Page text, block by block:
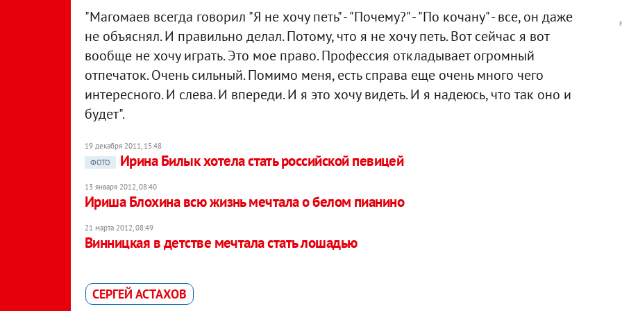
"Магомаев всегда говорил "Я не хочу петь" - "Почему?" - "По кочану" - все, он даже
не объяснял. И правильно делал. Потому, что я не хочу петь. Вот сейчас я вот
вообще не хочу играть. Это мое право. Профессия откладывает огромный
отпечаток. Очень сильный. Помимо меня, есть справа еще очень много чего
интересного. И слева. И впереди. И я это хочу видеть. И я надеюсь, что так оно и
будет".
19 декабря 2011, 15:48
ФОТО
Ирина Билык хотела стать российской певицей
13 января 2012, 08:40
Ириша Блохина всю жизнь мечтала о белом пианино
21 марта 2012, 08:49
Винницкая в детстве мечтала стать лошадью
СЕРГЕЙ АСТАХОВ